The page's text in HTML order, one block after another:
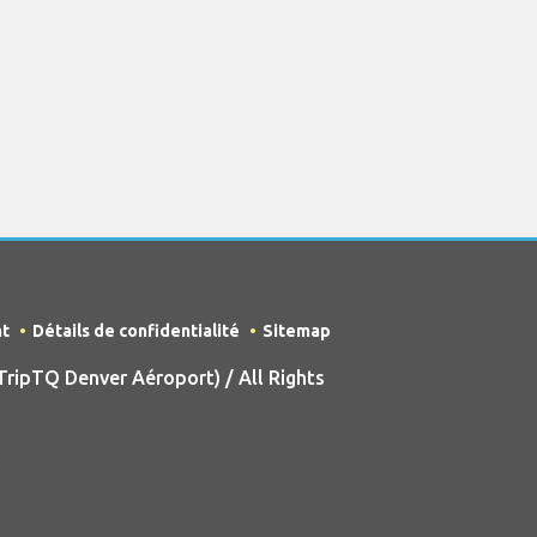
Détails de confidentialité Sitemap
Denver Aéroport) / All Rights